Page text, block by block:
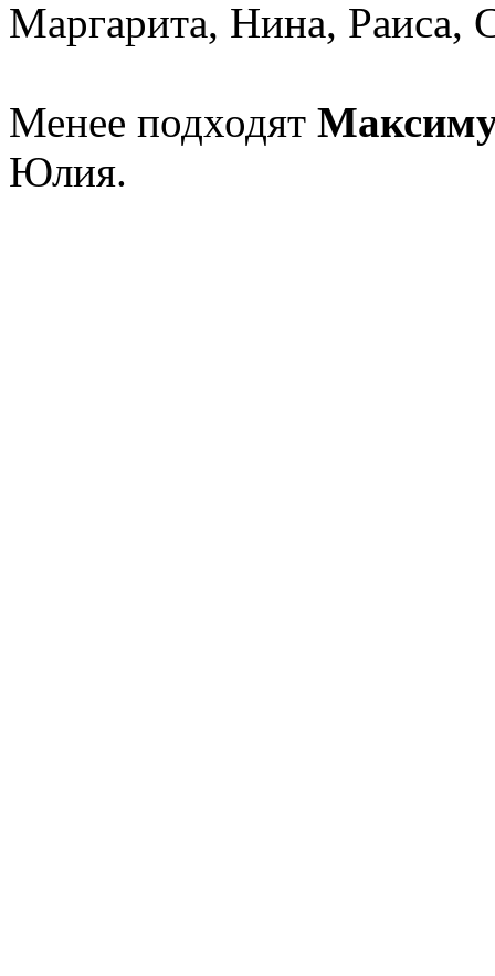
Маргарита, Нина, Раиса,
Менее подходят
Юлия.